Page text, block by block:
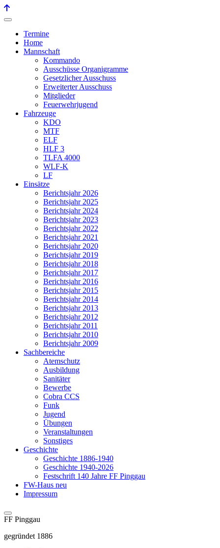
Termine
Home
Mannschaft
Kommando
Ausschüsse Organigramme
Gesetzlicher Ausschuss
Erweiterter Ausschuss
Mitglieder
Feuerwehrjugend
Fahrzeuge
KDO
MTF
ELF
HLF 3
TLFA 4000
WLF-K
LF
Einsätze
Berichtsjahr 2026
Berichtsjahr 2025
Berichtsjahr 2024
Berichtsjahr 2023
Berichtsjahr 2022
Berichtsjahr 2021
Berichtsjahr 2020
Berichtsjahr 2019
Berichtsjahr 2018
Berichtsjahr 2017
Berichtsjahr 2016
Berichtsjahr 2015
Berichtsjahr 2014
Berichtsjahr 2013
Berichtsjahr 2012
Berichtsjahr 2011
Berichtsjahr 2010
Berichtsjahr 2009
Sachbereiche
Atemschutz
Ausbildung
Sanitäter
Bewerbe
Cobra CCS
Funk
Jugend
Übungen
Veranstaltungen
Sonstiges
Geschichte
Geschichte 1886-1940
Geschichte 1940-2026
Festschrift 140 Jahre FF Pinggau
FW-Haus neu
Impressum
FF Pinggau
gegründet 1886